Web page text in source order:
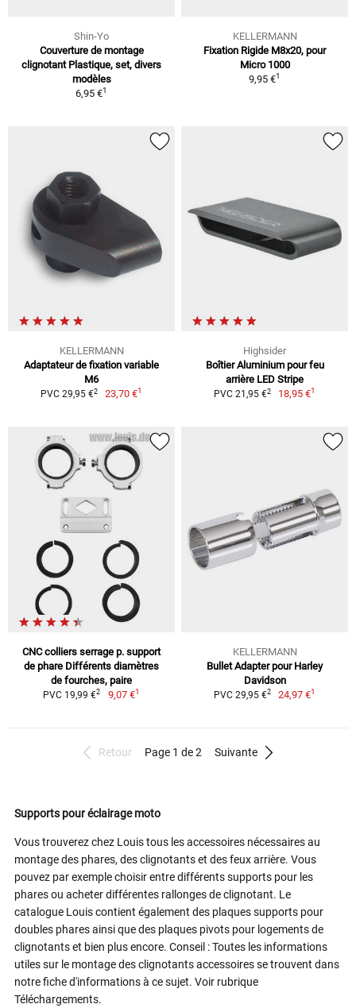
Shin-Yo
Couverture de montage
clignotant Plastique, set, divers
modèles
6,95 €1
KELLERMANN
Fixation Rigide M8x20, pour
Micro 1000
9,95 €1
KELLERMANN
Adaptateur de fixation variable
M6
PVC 29,95 €2 23,70 €1
Highsider
Boîtier Aluminium pour feu
arrière LED Stripe
PVC 21,95 €2 18,95 €1
CNC colliers serrage p. support
de phare Différents diamètres
de fourches, paire
PVC 19,99 €2 9,07 €1
KELLERMANN
Bullet Adapter pour Harley
Davidson
PVC 29,95 €2 24,97 €1
Retour Page 1 de 2 Suivante
Supports pour éclairage moto
Vous trouverez chez Louis tous les accessoires nécessaires au
montage des phares, des clignotants et des feux arrière. Vous
pouvez par exemple choisir entre différents supports pour les
phares ou acheter différentes rallonges de clignotant. Le
catalogue Louis contient également des plaques supports pour
doubles phares ainsi que des plaques pivots pour logements de
clignotants et bien plus encore. Conseil : Toutes les informations
utiles sur le montage des clignotants accessoires se trouvent dans
notre fiche d'informations à ce sujet. Voir rubrique
Téléchargements.